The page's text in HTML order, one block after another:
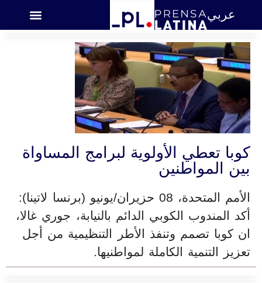
عربي
كوبا تعطي الأولوية لبرامج المساواة
بين المواطنين
الأمم المتحدة، 08 حزيران/يونيو (برنسا لاتينا):
أكد المندوب الكوبي الدائم بالنيابة، جوري غالا،
ان كوبا تصمم وتنفذ الأطر التنظيمية من أجل
تعزيز التنمية الكاملة لمواطنيها.